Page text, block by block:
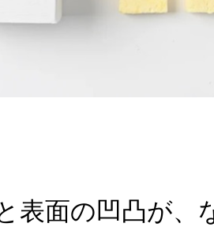
表面の凹凸が、